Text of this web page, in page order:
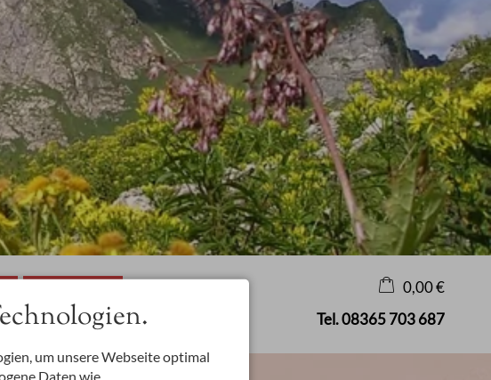
Impressionen Tel.08365 703 687
0,00 €
×
Warenkorb ist leer
um unsere Webseite optimal
Daten wie